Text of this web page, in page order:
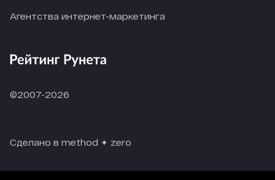
Агентства интернет-маркетинга
©2007-2026
Сделано в method ✦ zero